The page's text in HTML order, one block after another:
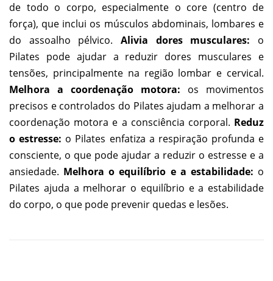
de todo o corpo, especialmente o core (centro de
força), que inclui os músculos abdominais, lombares e
do assoalho pélvico. Alivia dores musculares: o
Pilates pode ajudar a reduzir dores musculares e
tensões, principalmente na região lombar e cervical.
Melhora a coordenação motora: os movimentos
precisos e controlados do Pilates ajudam a melhorar a
coordenação motora e a consciência corporal. Reduz
o estresse: o Pilates enfatiza a respiração profunda e
consciente, o que pode ajudar a reduzir o estresse e a
ansiedade. Melhora o equilíbrio e a estabilidade: o
Pilates ajuda a melhorar o equilíbrio e a estabilidade
do corpo, o que pode prevenir quedas e lesões.